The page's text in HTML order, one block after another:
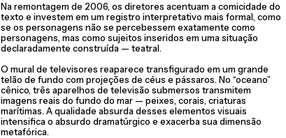
Na remontagem de 2006, os diretores acentuam a comicidade do
texto e investem em um registro interpretativo mais formal, como
se os personagens não se percebessem exatamente como
personagens, mas como sujeitos inseridos em uma situação
declaradamente construída — teatral.
O mural de televisores reaparece transfigurado em um grande
telão de fundo com projeções de céus e pássaros. No “oceano”
cênico, três aparelhos de televisão submersos transmitem
imagens reais do fundo do mar — peixes, corais, criaturas
marítimas. A qualidade absurda desses elementos visuais
intensifica o absurdo dramatúrgico e exacerba sua dimensão
metafórica.